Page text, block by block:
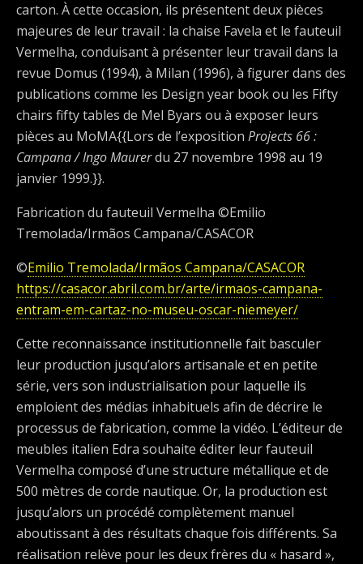
carton. À cette occasion, ils présentent deux pièces
majeures de leur travail : la chaise Favela et le fauteuil
Vermelha, conduisant à présenter leur travail dans la
revue Domus (1994), à Milan (1996), à figurer dans des
publications comme les Design year book ou les Fifty
chairs fifty tables de Mel Byars ou à exposer leurs
pièces au MoMA{{Lors de l’exposition Projects 66 :
Campana / Ingo Maurerdu 27 novembre 1998 au 19
janvier 1999.}}.
Fabrication du fauteuil Vermelha ©Emilio
Tremolada/Irmãos Campana/CASACOR
©Emilio Tremolada/Irmãos Campana/CASACOR
https://casacor.abril.com.br/arte/irmaos-campana-
entram-em-cartaz-no-museu-oscar-niemeyer/
Cette reconnaissance institutionnelle fait basculer
leur production jusqu’alors artisanale et en petite
série, vers son industrialisation pour laquelle ils
emploient des médias inhabituels afin de décrire le
processus de fabrication, comme la vidéo. L’éditeur de
meubles italien Edra souhaite éditer leur fauteuil
Vermelha composé d’une structure métallique et de
500 mètres de corde nautique. Or, la production est
jusqu’alors un procédé complètement manuel
aboutissant à des résultats chaque fois différents. Sa
réalisation relève pour les deux frères du « hasard »,